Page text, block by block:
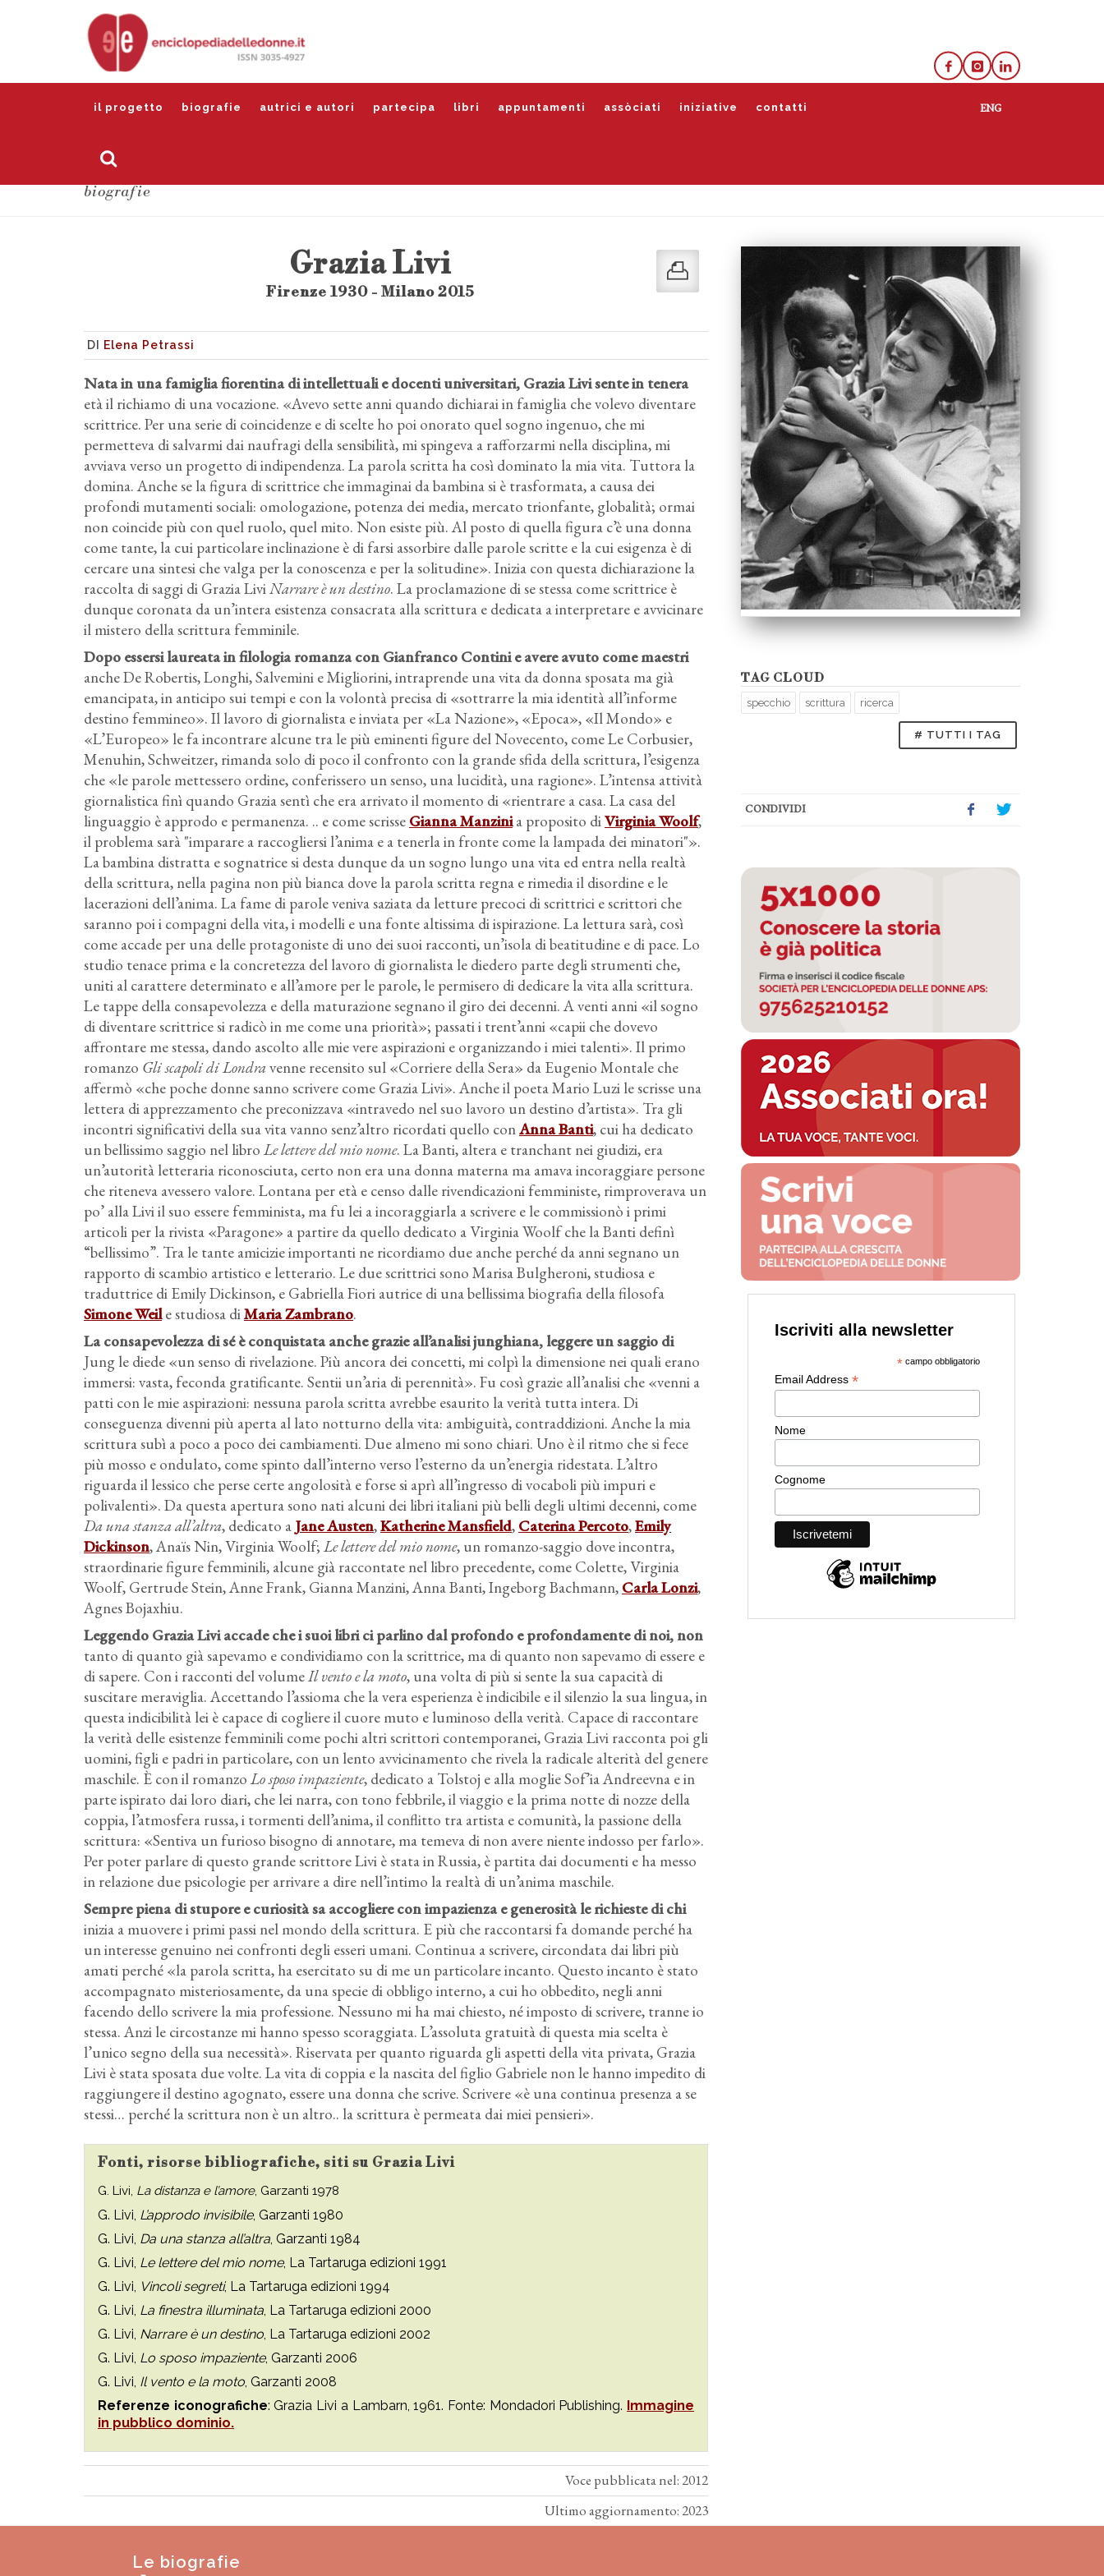
il progetto biografie autrici e autori partecipa libri appuntamenti assòciati iniziative contatti
biografie
TAG CLOUD
specchio scrittura ricerca
# TUTTI I TAG
CONDIVIDI
Grazia Livi
Firenze 1930 - Milano 2015
DI Elena Petrassi
Nata in una famiglia fiorentina di intellettuali e docenti universitari, Grazia Livi sente in tenera
età il richiamo di una vocazione. «Avevo sette anni quando dichiarai in famiglia che volevo diventare
scrittrice. Per una serie di coincidenze e di scelte ho poi onorato quel sogno ingenuo, che mi
permetteva di salvarmi dai naufragi della sensibilità, mi spingeva a rafforzarmi nella disciplina, mi
avviava verso un progetto di indipendenza. La parola scritta ha così dominato la mia vita. Tuttora la
domina. Anche se la figura di scrittrice che immaginai da bambina si è trasformata, a causa dei
profondi mutamenti sociali: omologazione, potenza dei media, mercato trionfante, globalità; ormai
non coincide più con quel ruolo, quel mito. Non esiste più. Al posto di quella figura c’è una donna
come tante, la cui particolare inclinazione è di farsi assorbire dalle parole scritte e la cui esigenza è di
cercare una sintesi che valga per la conoscenza e per la solitudine». Inizia con questa dichiarazione la
raccolta di saggi di Grazia LiviNarrare è un destino. La proclamazione di se stessa come scrittrice è
dunque coronata da un’intera esistenza consacrata alla scrittura e dedicata a interpretare e avvicinare
il mistero della scrittura femminile.
Dopo essersi laureata in filologia romanza con Gianfranco Contini e avere avuto come maestri
anche De Robertis, Longhi, Salvemini e Migliorini, intraprende una vita da donna sposata ma già
emancipata, in anticipo sui tempi e con la volontà precisa di «sottrarre la mia identità all’informe
destino femmineo». Il lavoro di giornalista e inviata per «La Nazione», «Epoca», «Il Mondo» e
«L’Europeo» le fa incontrare alcune tra le più eminenti figure del Novecento, come Le Corbusier,
Menuhin, Schweitzer, rimanda solo di poco il confronto con la grande sfida della scrittura, l’esigenza
che «le parole mettessero ordine, conferissero un senso, una lucidità, una ragione». L’intensa attività
giornalistica finì quando Grazia sentì che era arrivato il momento di «rientrare a casa. La casa del
linguaggio è approdo e permanenza. .. e come scrisse Gianna Manzinia proposito diVirginia Woolf,
il problema sarà "imparare a raccogliersi l’anima e a tenerla in fronte come la lampada dei minatori"».
La bambina distratta e sognatrice si desta dunque da un sogno lungo una vita ed entra nella realtà
della scrittura, nella pagina non più bianca dove la parola scritta regna e rimedia il disordine e le
lacerazioni dell’anima. La fame di parole veniva saziata da letture precoci di scrittrici e scrittori che
saranno poi i compagni della vita, i modelli e una fonte altissima di ispirazione. La lettura sarà, così
come accade per una delle protagoniste di uno dei suoi racconti, un’isola di beatitudine e di pace. Lo
studio tenace prima e la concretezza del lavoro di giornalista le diedero parte degli strumenti che,
uniti al carattere determinato e all’amore per le parole, le permisero di dedicare la vita alla scrittura.
Le tappe della consapevolezza e della maturazione segnano il giro dei decenni. A venti anni «il sogno
di diventare scrittrice si radicò in me come una priorità»; passati i trent’anni «capii che dovevo
affrontare me stessa, dando ascolto alle mie vere aspirazioni e organizzando i miei talenti». Il primo
romanzo Gli scapoli di Londravenne recensito sul «Corriere della Sera» da Eugenio Montale che
affermò «che poche donne sanno scrivere come Grazia Livi». Anche il poeta Mario Luzi le scrisse una
lettera di apprezzamento che preconizzava «intravedo nel suo lavoro un destino d’artista». Tra gli
incontri significativi della sua vita vanno senz’altro ricordati quello conAnna Banti, cui ha dedicato
un bellissimo saggio nel libro Le lettere del mio nome. La Banti, altera e tranchant nei giudizi, era
un’autorità letteraria riconosciuta, certo non era una donna materna ma amava incoraggiare persone
che riteneva avessero valore. Lontana per età e censo dalle rivendicazioni femministe, rimproverava un
po’ alla Livi il suo essere femminista, ma fu lei a incoraggiarla a scrivere e le commissionò i primi
articoli per la rivista «Paragone» a partire da quello dedicato a Virginia Woolf che la Banti definì
“bellissimo”. Tra le tante amicizie importanti ne ricordiamo due anche perché da anni segnano un
rapporto di scambio artistico e letterario. Le due scrittrici sono Marisa Bulgheroni, studiosa e
traduttrice di Emily Dickinson, e Gabriella Fiori autrice di una bellissima biografia della filosofa
Simone Weile studiosa diMaria Zambrano.
La consapevolezza di sé è conquistata anche grazie all’analisi junghiana, leggere un saggio di
Jung le diede «un senso di rivelazione. Più ancora dei concetti, mi colpì la dimensione nei quali erano
immersi: vasta, feconda gratificante. Sentii un’aria di perennità». Fu così grazie all’analisi che «venni a
patti con le mie aspirazioni: nessuna parola scritta avrebbe esaurito la verità tutta intera. Di
conseguenza divenni più aperta al lato notturno della vita: ambiguità, contraddizioni. Anche la mia
scrittura subì a poco a poco dei cambiamenti. Due almeno mi sono chiari. Uno è il ritmo che si fece
più mosso e ondulato, come spinto dall’interno verso l’esterno da un’energia ridestata. L’altro
riguarda il lessico che perse certe angolosità e forse si aprì all’ingresso di vocaboli più impuri e
polivalenti». Da questa apertura sono nati alcuni dei libri italiani più belli degli ultimi decenni, come
Da una stanza all’altra, dedicato a Jane Austen,Katherine Mansfield, Caterina Percoto,Emily
Dickinson, Anaïs Nin, Virginia Woolf; Le lettere del mio nome, un romanzo-saggio dove incontra,
straordinarie figure femminili, alcune già raccontate nel libro precedente, come Colette, Virginia
Woolf, Gertrude Stein, Anne Frank, Gianna Manzini, Anna Banti, Ingeborg Bachmann, Carla Lonzi,
Agnes Bojaxhiu.
Leggendo Grazia Livi accade che i suoi libri ci parlino dal profondo e profondamente di noi, non
tanto di quanto già sapevamo e condividiamo con la scrittrice, ma di quanto non sapevamo di essere e
di sapere. Con i racconti del volumeIl vento e la moto, una volta di più si sente la sua capacità di
suscitare meraviglia. Accettando l’assioma che la vera esperienza è indicibile e il silenzio la sua lingua, in
questa indicibilità lei è capace di cogliere il cuore muto e luminoso della verità. Capace di raccontare
la verità delle esistenze femminili come pochi altri scrittori contemporanei, Grazia Livi racconta poi gli
uomini, figli e padri in particolare, con un lento avvicinamento che rivela la radicale alterità del genere
maschile. È con il romanzo Lo sposo impaziente, dedicato a Tolstoj e alla moglie Sof’ia Andreevna e in
parte ispirato dai loro diari, che lei narra, con tono febbrile, il viaggio e la prima notte di nozze della
coppia, l’atmosfera russa, i tormenti dell’anima, il conflitto tra artista e comunità, la passione della
scrittura: «Sentiva un furioso bisogno di annotare, ma temeva di non avere niente indosso per farlo».
Per poter parlare di questo grande scrittore Livi è stata in Russia, è partita dai documenti e ha messo
in relazione due psicologie per arrivare a dire nell’intimo la realtà di un’anima maschile.
Sempre piena di stupore e curiosità sa accogliere con impazienza e generosità le richieste di chi
inizia a muovere i primi passi nel mondo della scrittura. E più che raccontarsi fa domande perché ha
un interesse genuino nei confronti degli esseri umani. Continua a scrivere, circondata dai libri più
amati perché «la parola scritta, ha esercitato su di me un particolare incanto. Questo incanto è stato
accompagnato misteriosamente, da una specie di obbligo interno, a cui ho obbedito, negli anni
facendo dello scrivere la mia professione. Nessuno mi ha mai chiesto, né imposto di scrivere, tranne io
stessa. Anzi le circostanze mi hanno spesso scoraggiata. L’assoluta gratuità di questa mia scelta è
l’unico segno della sua necessità». Riservata per quanto riguarda gli aspetti della vita privata, Grazia
Livi è stata sposata due volte. La vita di coppia e la nascita del figlio Gabriele non le hanno impedito di
raggiungere il destino agognato, essere una donna che scrive. Scrivere «è una continua presenza a se
stessi… perché la scrittura non è un altro.. la scrittura è permeata dai miei pensieri».
Fonti, risorse bibliografiche, siti su Grazia Livi
G. Livi, La distanza e l’amore, Garzanti 1978
G. Livi, L’approdo invisibile, Garzanti 1980
G. Livi, Da una stanza all’altra, Garzanti 1984
G. Livi, Le lettere del mio nome, La Tartaruga edizioni 1991
G. Livi, Vincoli segreti, La Tartaruga edizioni 1994
G. Livi, La finestra illuminata, La Tartaruga edizioni 2000
G. Livi, Narrare è un destino, La Tartaruga edizioni 2002
G. Livi, Lo sposo impaziente, Garzanti 2006
G. Livi, Il vento e la moto, Garzanti 2008
Referenze iconografiche: Grazia Livi a Lambarn, 1961. Fonte: Mondadori Publishing. Immagine
in pubblico dominio.
Voce pubblicata nel: 2012
Ultimo aggiornamento: 2023
Le biografie